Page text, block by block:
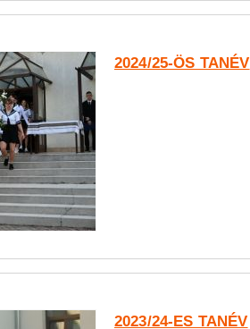
2024/25-ÖS TANÉV
2023/24-ES TANÉV